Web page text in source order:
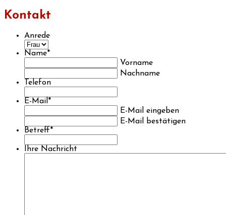
Kontakt
Anrede
Name*
Vorname
Nachname
Telefon
E-Mail *
E-Mail eingeben
E-Mail bestätigen
Betreff*
Ihre Nachricht